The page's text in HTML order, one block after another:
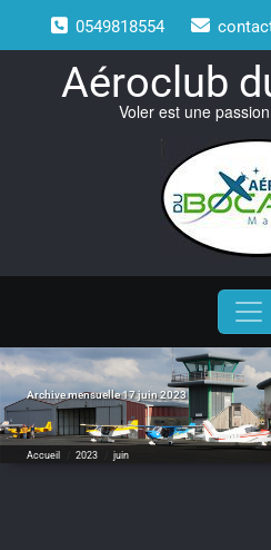
content
0549818554
Aéroclub
Voler est une
Archive mensuelle 17 juin 2023
Accueil 2023 juin